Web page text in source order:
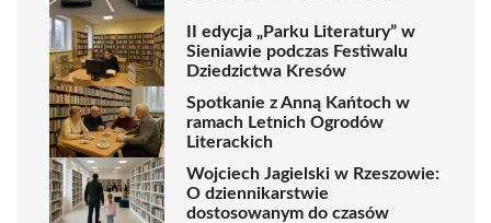
II edycja „Parku Literatury” w
Sieniawie podczas Festiwalu
Dziedzictwa Kresów
Spotkanie z Anną Kańtoch w
ramach Letnich Ogrodów
Literackich
Wojciech Jagielski w Rzeszowie:
O dziennikarstwie
dostosowanym do czasów